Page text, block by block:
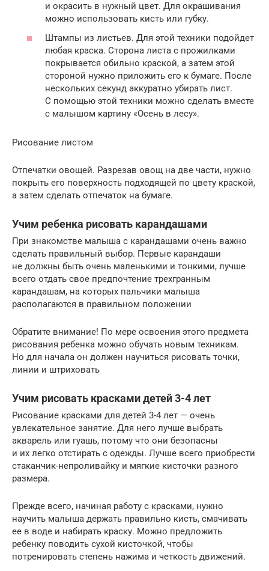
и окрасить в нужный цвет. Для окрашивания
можно использовать кисть или губку.
Штампы из листьев. Для этой техники подойдет
любая краска. Сторона листа с прожилками
покрывается обильно краской, а затем этой
стороной нужно приложить его к бумаге. После
нескольких секунд аккуратно убирать лист.
С помощью этой техники можно сделать вместе
с малышом картину «Осень в лесу».
Рисование листом
Отпечатки овощей. Разрезав овощ на две части, нужно
покрыть его поверхность подходящей по цвету краской,
а затем сделать отпечаток на бумаге.
Учим ребенка рисовать карандашами
При знакомстве малыша с карандашами очень важно
сделать правильный выбор. Первые карандаши
не должны быть очень маленькими и тонкими, лучше
всего отдать свое предпочтение трехгранным
карандашам, на которых пальчики малыша
располагаются в правильном положении
Обратите внимание! По мере освоения этого предмета
рисования ребенка можно обучать новым техникам.
Но для начала он должен научиться рисовать точки,
линии и штриховать
Учим рисовать красками детей 3-4 лет
Рисование красками для детей 3-4 лет — очень
увлекательное занятие. Для него лучше выбрать
акварель или гуашь, потому что они безопасны
и их легко отстирать с одежды. Лучше всего приобрести
стаканчик-непроливайку и мягкие кисточки разного
размера.
Прежде всего, начиная работу с красками, нужно
научить малыша держать правильно кисть, смачивать
ее в воде и набирать краску. Можно предложить
ребенку поводить сухой кисточкой, чтобы
потренировать степень нажима и четкость движений.